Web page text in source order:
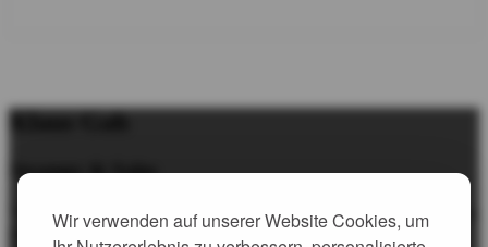
Wir verwenden auf unserer Website Cookies, um
Klaus Gah
Strategy & Sales
"Mein Ziel ist es, aktiv dazu beizutragen, eine lebenswertere Welt zu
gestalten. Mit Conword kann ich dieses Engagement aus vollem